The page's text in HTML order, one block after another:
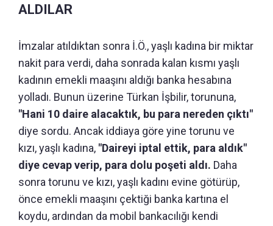
ALDILAR
İmzalar atıldıktan sonra İ.Ö., yaşlı kadına bir miktar
nakit para verdi, daha sonrada kalan kısmı yaşlı
kadının emekli maaşını aldığı banka hesabına
yolladı. Bunun üzerine Türkan İşbilir, torununa,
"Hani 10 daire alacaktık, bu para nereden çıktı"
diye sordu. Ancak iddiaya göre yine torunu ve
kızı, yaşlı kadına, "Daireyi iptal ettik, para aldık"
diye cevap verip, para dolu poşeti aldı. Daha
sonra torunu ve kızı, yaşlı kadını evine götürüp,
önce emekli maaşını çektiği banka kartına el
koydu, ardından da mobil bankacılığı kendi